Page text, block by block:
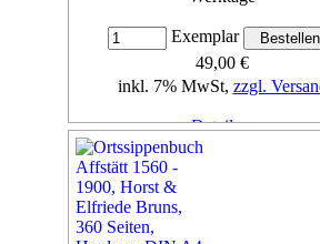
Exemplar
49,00 €
inkl. 7% MwSt, zzgl.
Details...